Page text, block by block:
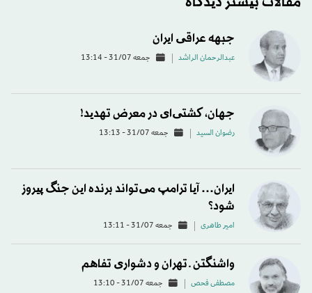
جبهه عراقی ایران
عبدالرحمان الراشد جمعه 31/07 - 13:14
جهان، کشتی‌ای در معرض تهدید!
رضوان السید جمعه 31/07 - 13:13
ایران… آیا ترامپ می‌تواند برنده این جنگ پیروز
شود؟
امیر طاهری جمعه 31/07 - 13:11
واشنگتن ـ تهران و دشواری تفاهم
مصطفی فحص جمعه 31/07 - 13:10